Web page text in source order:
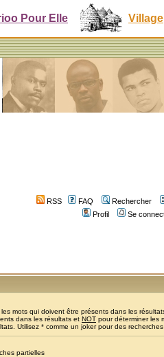
Pour Elle Village
RSS FAQ
Rechercher
Profil
Se
les mots qui doivent être présents dans les
dans les résultats et NOT pour déterminer les
Utilisez * comme un joker pour des
partielles